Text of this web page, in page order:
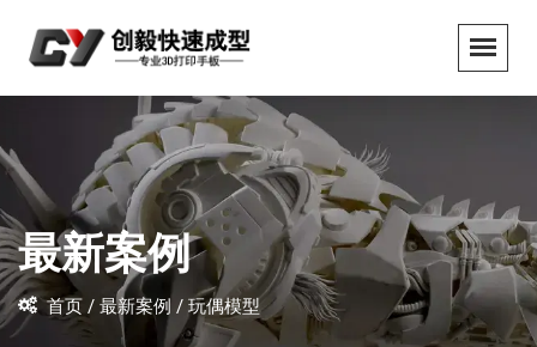
最新案例
首页 / 最新案例 / 玩偶模型